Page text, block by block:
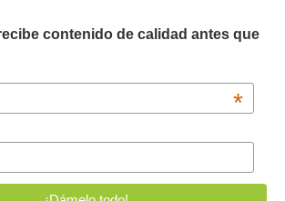
contenido de calidad antes que
*